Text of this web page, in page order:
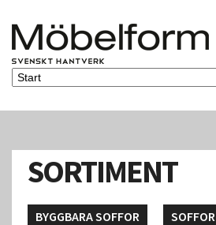
SORTIMENT
BYGGBARA SOFFOR
SOFFOR